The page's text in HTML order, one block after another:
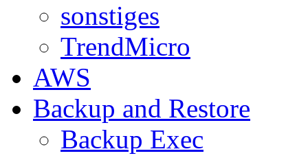
sonstiges
TrendMicro
AWS
Backup and Restore
Backup Exec